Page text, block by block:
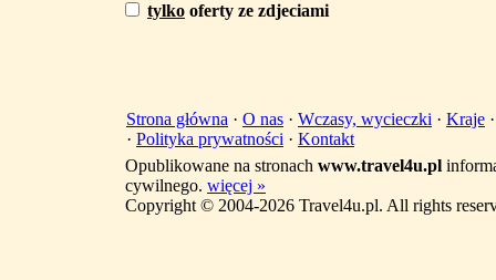
tylko oferty ze zdjeciami
Strona główna · O nas · Wczasy, wycieczki · Kraje
· Polityka prywatności · Kontakt
Opublikowane na stronach www.travel4u.pl
cywilnego. więcej »
Copyright © 2004-2026 Travel4u.pl. All rights